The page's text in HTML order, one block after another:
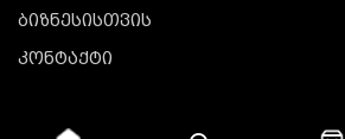
ბიზნესისთვის
კონტაქტი